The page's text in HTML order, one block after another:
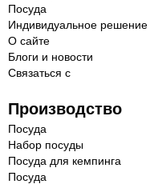
Посуда
Индивидуальное решение
О сайте
Блоги и новости
Связаться с
Производство
Посуда
Набор посуды
Посуда для кемпинга
Посуда